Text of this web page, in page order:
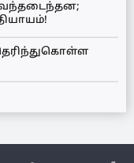
வந்தடைந்தன;